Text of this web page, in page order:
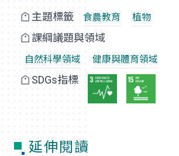
主題標籤 食農教育 植物
課綱議題與領域
自然科學領域 健康與體育領域
SDGs指標
延伸閱讀